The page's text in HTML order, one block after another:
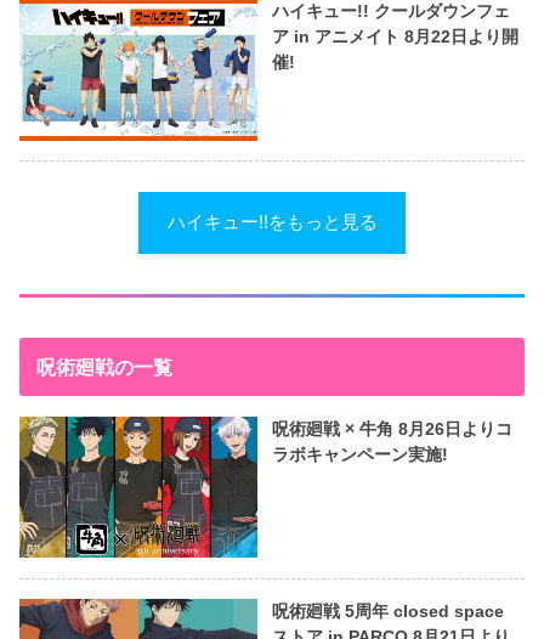
ハイキュー!! クールダウンフェ
ア in アニメイト 8月22日より開
催!
ハイキュー!!をもっと見る
呪術廻戦の一覧
呪術廻戦 × 牛角 8月26日よりコ
ラボキャンペーン実施!
呪術廻戦 5周年 closed space